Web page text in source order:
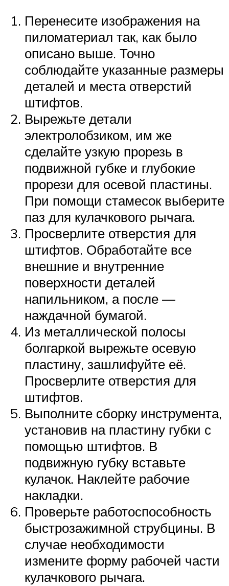
Перенесите изображения на
пиломатериал так, как было
описано выше. Точно
соблюдайте указанные размеры
деталей и места отверстий
штифтов.
Вырежьте детали
электролобзиком, им же
сделайте узкую прорезь в
подвижной губке и глубокие
прорези для осевой пластины.
При помощи стамесок выберите
паз для кулачкового рычага.
Просверлите отверстия для
штифтов. Обработайте все
внешние и внутренние
поверхности деталей
напильником, а после —
наждачной бумагой.
Из металлической полосы
болгаркой вырежьте осевую
пластину, зашлифуйте её.
Просверлите отверстия для
штифтов.
Выполните сборку инструмента,
установив на пластину губки с
помощью штифтов. В
подвижную губку вставьте
кулачок. Наклейте рабочие
накладки.
Проверьте работоспособность
быстрозажимной струбцины. В
случае необходимости
измените форму рабочей части
кулачкового рычага.